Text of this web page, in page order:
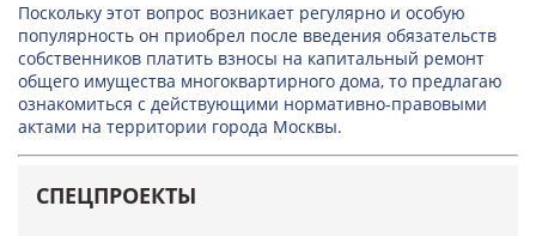
Поскольку этот вопрос возникает регулярно и особую
популярность он приобрел после введения обязательств
собственников платить взносы на капитальный ремонт
общего имущества многоквартирного дома, то предлагаю
ознакомиться с действующими нормативно-правовыми
актами на территории города Москвы.
СПЕЦПРОЕКТЫ